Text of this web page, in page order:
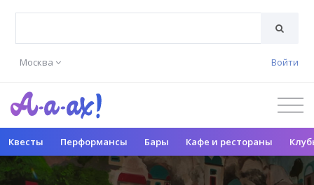
Москва Войти
Квесты Перформансы Бары Кафе и рестораны